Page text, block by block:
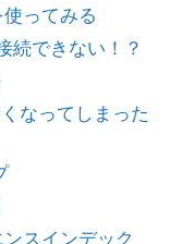
ってみる
続できない！？
なってしまった
スインデック